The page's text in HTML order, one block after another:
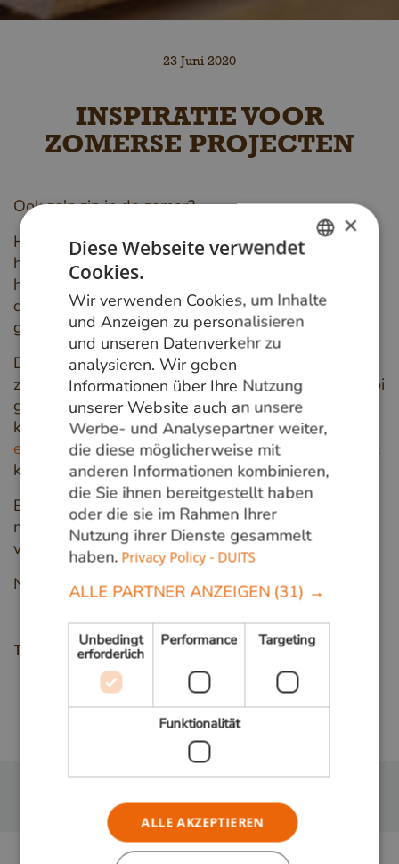
23 Juni 2020
INSPIRATIE VOOR
ZOMERSE PROJECTEN
Ook zo'n zin in de zomer?
Hardhoutsoort Ipé (FSC ) in Rhombus profiel is
hét product voor de luxe en
hoogwaardige afwerking van tuin en gevel. Door
de toepassing van het unieke Rhombus profiel
geeft dit product minder doorkijk.
Daarnaast is desterke houtsoort Ipé
zomers met hoge temperaturen. Deze plank is mooi
glad geschaafd en heeft een natuurlijk bruine
kleurschakering. In het Friese Nieuwe Horne staat
een mooi voorbeeldvan hoe dit product toegepast
kan worden.
Beschikbaar in de maten 20 x 65 mm en 20 x 90
mm is dit product in verschillende lengtes uit
voorraad leverbaar.
Neem dus direct contact op!
Teile diese Seite
Zurück zur übersicht
GERMAN
ENGLISH
×
Diese Webseite verwendet
Cookies.
Wir verwenden Cookies, um Inhalte
und Anzeigen zu personalisieren
und unseren Datenverkehr zu
analysieren. Wir geben
Informationen über Ihre Nutzung
unserer Website auch an unsere
Werbe- und Analysepartner weiter,
die diese möglicherweise mit
anderen Informationen kombinieren,
die Sie ihnen bereitgestellt haben
oder die sie im Rahmen Ihrer
Nutzung ihrer Dienste gesammelt
haben. Privacy Policy - DUITS
ALLE PARTNER ANZEIGEN (31) →
Unbedingt
erforderlich
Performance Targeting
Funktionalität
ALLE AKZEPTIEREN